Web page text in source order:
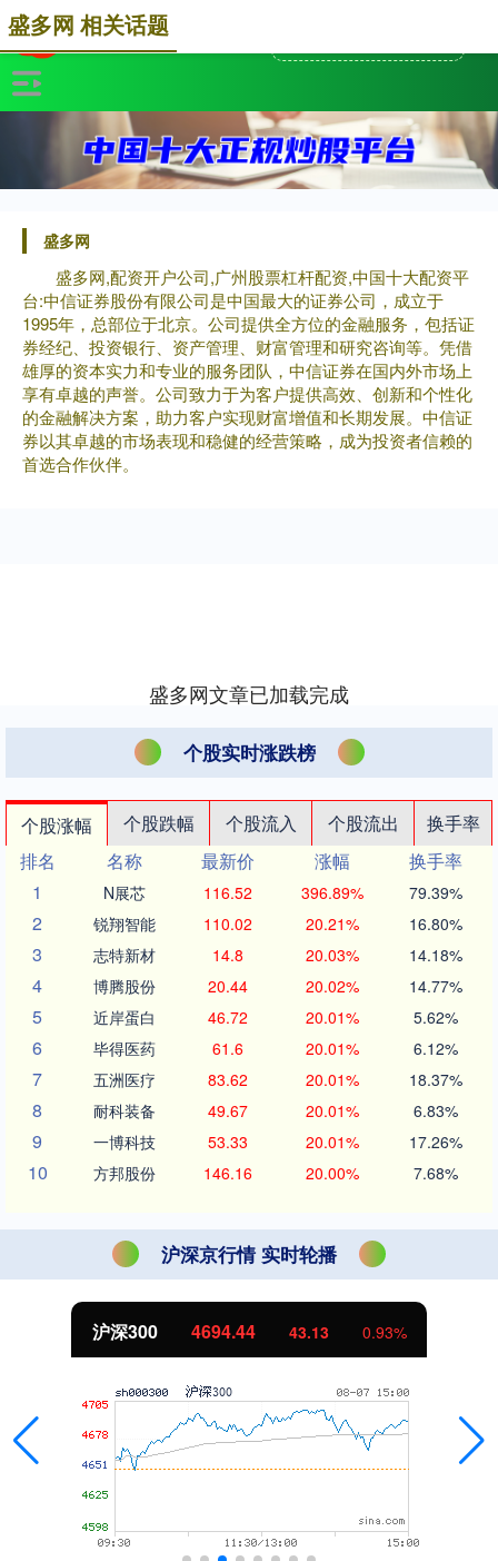
盛多网
盛多网,配资开户公司,广州股票杠杆配资,中国十大配资平
台:中信证券股份有限公司是中国最大的证券公司，成立于
1995年，总部位于北京。公司提供全方位的金融服务，包括证
券经纪、投资银行、资产管理、财富管理和研究咨询等。凭借
雄厚的资本实力和专业的服务团队，中信证券在国内外市场上
享有卓越的声誉。公司致力于为客户提供高效、创新和个性化
的金融解决方案，助力客户实现财富增值和长期发展。中信证
券以其卓越的市场表现和稳健的经营策略，成为投资者信赖的
首选合作伙伴。
盛多网 相关话题
盛多网文章已加载完成
个股实时涨跌榜
个股涨幅 个股跌幅 个股流入 个股流出
换手率
排名
名称 最新价 涨幅
换手率
1
N展芯 116.52 396.89% 79.39%
2 锐翔智能 110.02 20.21% 16.80%
3 志特新材 14.8 20.03% 14.18%
4 博腾股份 20.44 20.02% 14.77%
5 近岸蛋白 46.72 20.01% 5.62%
6 毕得医药 61.6 20.01% 6.12%
7 五洲医疗 83.62 20.01% 18.37%
8 耐科装备 49.67 20.01% 6.83%
9 一博科技 53.33 20.01% 17.26%
10 方邦股份 146.16 20.00% 7.68%
沪深京行情 实时轮播
沪深300 4694.44 43.13 0.93%